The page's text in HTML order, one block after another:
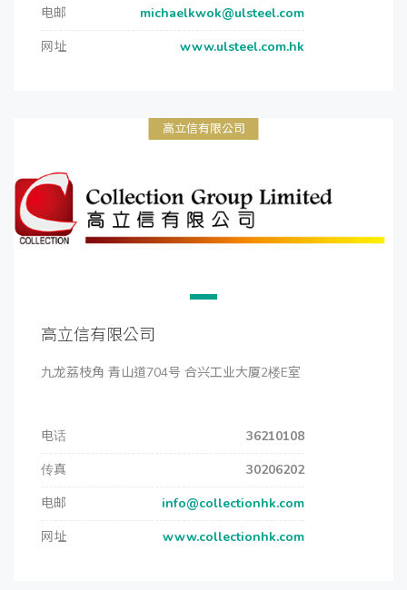
电邮
michaelkwok@ulsteel.com
网址
www.ulsteel.com.hk
高立信有限公司
高立信有限公司
九龙荔枝角 青山道704号 合兴工业大厦2楼E室
电话
36210108
传真
30206202
电邮
info@collectionhk.com
网址
www.collectionhk.com